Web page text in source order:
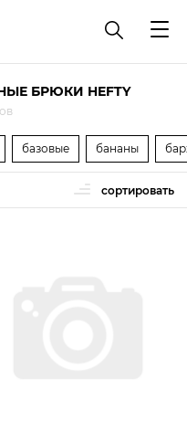
БРЮКИ HEFTY
базовые бананы
сортировать